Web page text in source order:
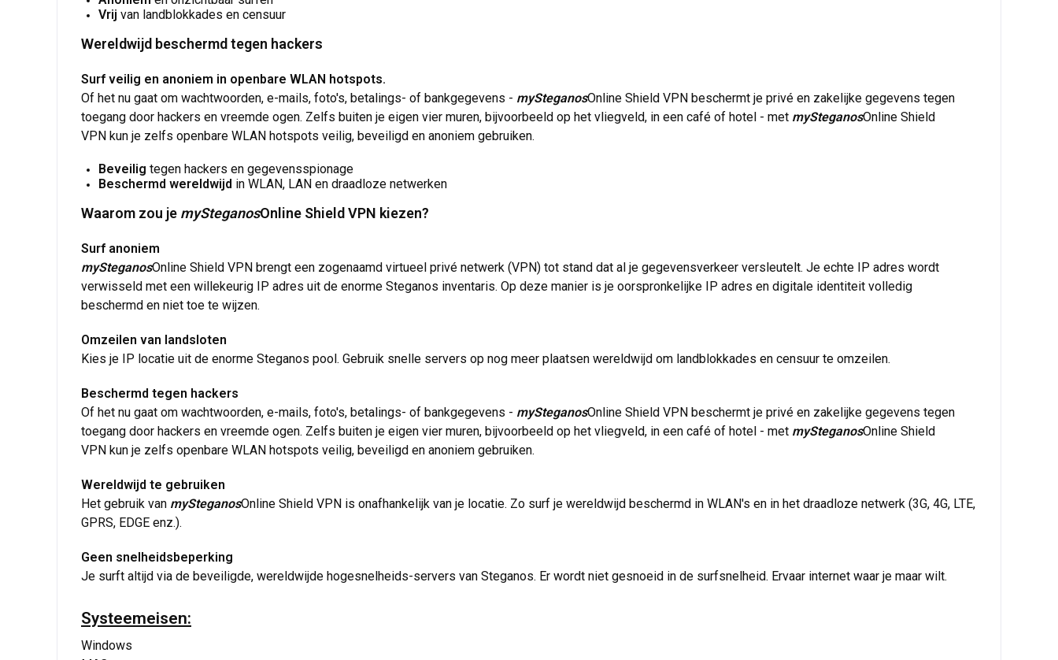
Vrij van landblokkades en censuur
Wereldwijd beschermd tegen hackers
Surf veilig en anoniem in openbare WLAN hotspots.
Of het nu gaat om wachtwoorden, e-mails, foto's, betalings- of bankgegevens - mySteganosOnline Shield VPN beschermt je privé en zakelijke gegevens tegen
toegang door hackers en vreemde ogen. Zelfs buiten je eigen vier muren, bijvoorbeeld op het vliegveld, in een café of hotel - met mySteganosOnline Shield
VPN kun je zelfs openbare WLAN hotspots veilig, beveiligd en anoniem gebruiken.
Beveilig tegen hackers en gegevensspionage
Beschermd wereldwijd in WLAN, LAN en draadloze netwerken
Waarom zou je mySteganosOnline Shield VPN kiezen?
Surf anoniem
mySteganosOnline Shield VPN brengt een zogenaamd virtueel privé netwerk (VPN) tot stand dat al je gegevensverkeer versleutelt. Je echte IP adres wordt
verwisseld met een willekeurig IP adres uit de enorme Steganos inventaris. Op deze manier is je oorspronkelijke IP adres en digitale identiteit volledig
beschermd en niet toe te wijzen.
Omzeilen van landsloten
Kies je IP locatie uit de enorme Steganos pool. Gebruik snelle servers op nog meer plaatsen wereldwijd om landblokkades en censuur te omzeilen.
Beschermd tegen hackers
Of het nu gaat om wachtwoorden, e-mails, foto's, betalings- of bankgegevens - mySteganosOnline Shield VPN beschermt je privé en zakelijke gegevens tegen
toegang door hackers en vreemde ogen. Zelfs buiten je eigen vier muren, bijvoorbeeld op het vliegveld, in een café of hotel - met mySteganosOnline Shield
VPN kun je zelfs openbare WLAN hotspots veilig, beveiligd en anoniem gebruiken.
Wereldwijd te gebruiken
Het gebruik van mySteganosOnline Shield VPN is onafhankelijk van je locatie. Zo surf je wereldwijd beschermd in WLAN's en in het draadloze netwerk (3G, 4G, LTE,
GPRS, EDGE enz.).
Geen snelheidsbeperking
Je surft altijd via de beveiligde, wereldwijde hogesnelheids-servers van Steganos. Er wordt niet gesnoeid in de surfsnelheid. Ervaar internet waar je maar wilt.
Systeemeisen:
Windows